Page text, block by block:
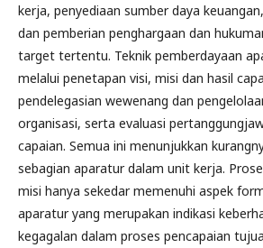
kerja, penyediaan sumber daya
dan pemberian penghargaan dan
target tertentu. Teknik pemberdayaan
melalui penetapan visi, misi dan hasil
pendelegasian wewenang dan
organisasi, serta evaluasi
capaian. Semua ini menunjukkan
sebagian aparatur dalam unit kerja.
misi hanya sekedar memenuhi aspek
aparatur yang merupakan indikasi
kegagalan dalam proses pencapaian